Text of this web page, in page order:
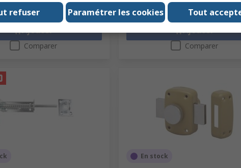
Ajouter
Comparer
Ajouter
Comparer
En stock
Tout
Paramétrer les cookies
refuser